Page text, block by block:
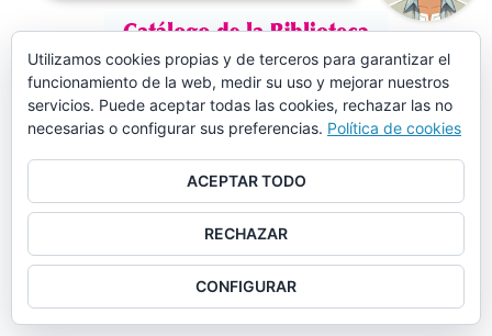
Utilizamos cookies propias y de terceros para garantizar el
funcionamiento de la web, medir su uso y mejorar nuestros
servicios. Puede aceptar todas las cookies, rechazar las no
necesarias o configurar sus preferencias. Política de cookies
ACEPTAR TODO
RECHAZAR
CONFIGURAR